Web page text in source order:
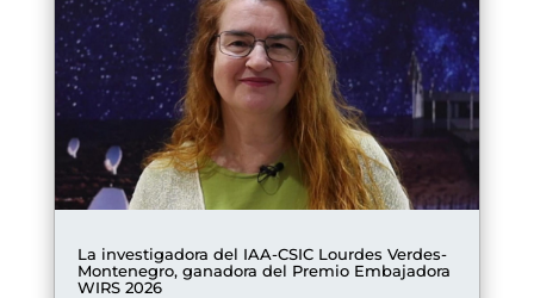
La investigadora del IAA-CSIC Lourdes Verdes-
Montenegro, ganadora del Premio Embajadora
WIRS 2026